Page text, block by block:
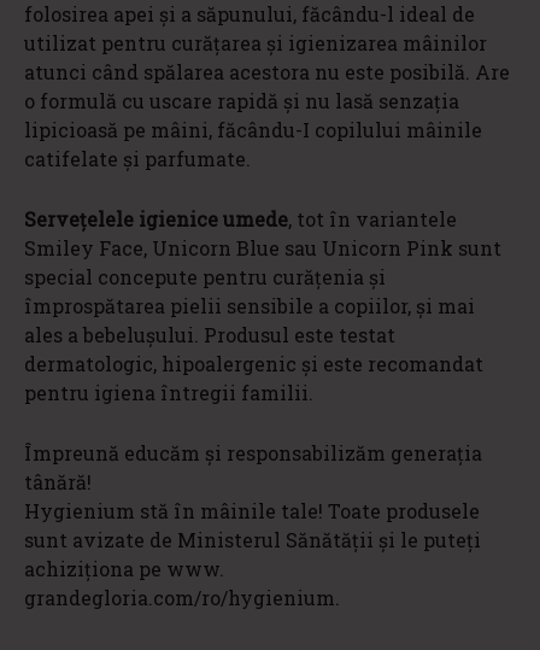
folosirea apei şi a săpunului, făcându-l ideal de
utilizat pentru curăţarea şi igienizarea mâinilor
atunci când spălarea acestora nu este posibilă. Are
o formulă cu uscare rapidă și nu lasă senzaţia
lipicioasă pe mâini, făcându-I copilului mâinile
catifelate şi parfumate.
Servețelele igienice umede, tot în variantele
Smiley Face, Unicorn Blue sau Unicorn Pink sunt
special concepute pentru curățenia și
împrospătarea pielii sensibile a copiilor, și mai
ales a bebelușului. Produsul este testat
dermatologic, hipoalergenic și este recomandat
pentru igiena întregii familii.
Împreună educăm și responsabilizăm generația
tânără!
Hygienium stă în mâinile tale! Toate produsele
sunt avizate de Ministerul Sănătății și le puteți
achiziționa pe www.
grandegloria.com/ro/hygienium.